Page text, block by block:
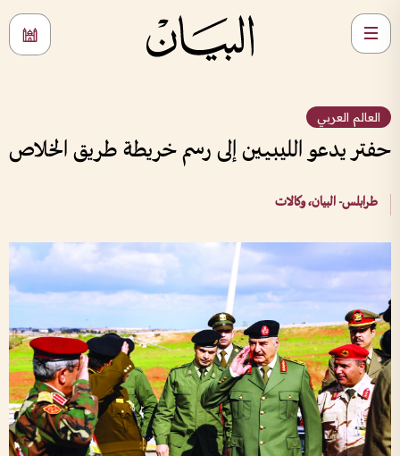
العالم العربي
حفتر يدعو الليبيين إلى رسم خريطة طريق الخلاص
طرابلس- البيان، وكالات